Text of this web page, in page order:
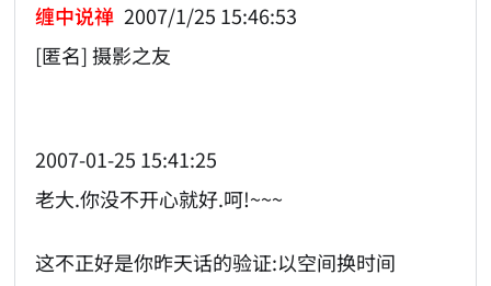
缠中说禅 2007/1/25 15:46:53
[匿名] 摄影之友
2007-01-25 15:41:25
老大.你没不开心就好.呵!~~~
这不正好是你昨天话的验证:以空间换时间